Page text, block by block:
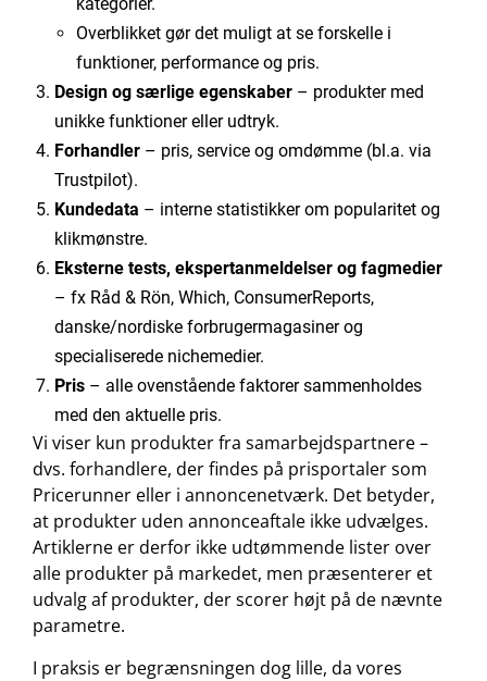
Overblikket gør det muligt at se forskelle i
funktioner, performance og pris.
Design og særlige egenskaber – produkter med
unikke funktioner eller udtryk.
Forhandler – pris, service og omdømme (bl.a. via
Trustpilot).
Kundedata – interne statistikker om popularitet og
klikmønstre.
Eksterne tests, ekspertanmeldelser og fagmedier
– fx Råd & Rön, Which, ConsumerReports,
danske/nordiske forbrugermagasiner og
specialiserede nichemedier.
Pris – alle ovenstående faktorer sammenholdes
med den aktuelle pris.
Vi viser kun produkter fra samarbejdspartnere –
dvs. forhandlere, der findes på prisportaler som
Pricerunner eller i annoncenetværk. Det betyder,
at produkter uden annonceaftale ikke udvælges.
Artiklerne er derfor ikke udtømmende lister over
alle produkter på markedet, men præsenterer et
udvalg af produkter, der scorer højt på de nævnte
parametre.
I praksis er begrænsningen dog lille, da vores